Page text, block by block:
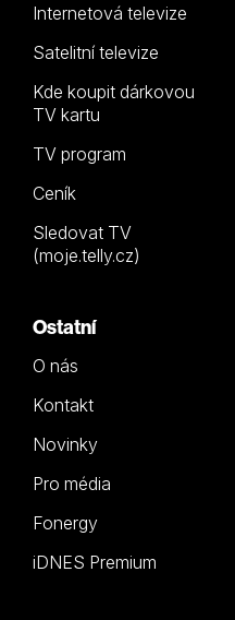
Internetová televize
Satelitní televize
Kde koupit dárkovou
TV kartu
TV program
Ceník
Sledovat TV
(moje.telly.cz)
Ostatní
O nás
Kontakt
Novinky
Pro média
Fonergy
iDNES Premium